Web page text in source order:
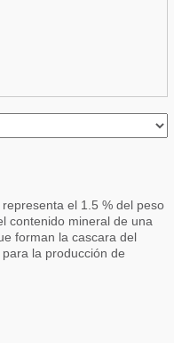
el 1.5 % del peso
contenido mineral de una
forman la cascara del
la producción de